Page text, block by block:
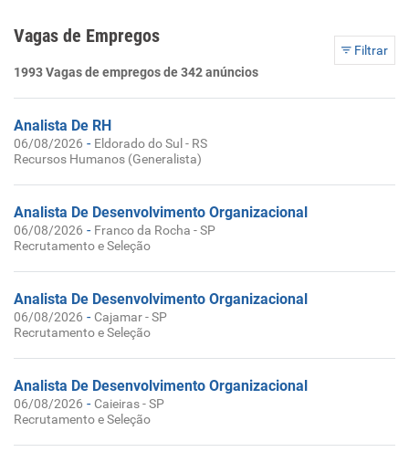
Vagas de Empregos
Filtrar
1993 Vagas de empregos de 342 anúncios
Analista De RH
06/08/2026 - Eldorado do Sul - RS
Recursos Humanos (Generalista)
Analista De Desenvolvimento Organizacional
06/08/2026 - Franco da Rocha - SP
Recrutamento e Seleção
Analista De Desenvolvimento Organizacional
06/08/2026 - Cajamar - SP
Recrutamento e Seleção
Analista De Desenvolvimento Organizacional
06/08/2026 - Caieiras - SP
Recrutamento e Seleção